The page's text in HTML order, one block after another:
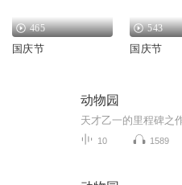
465
国庆节
543
国庆节
动物园
10 1589